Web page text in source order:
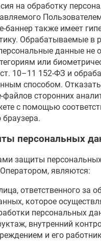
на обработку
баннер также имеет
Обрабатываемые в
данные не
или
ст. 10–11 152-ФЗ и
способом.
файлов сторонних
с помощью
персональных
защиты
являются:
ответственного за
которое
персональных
внутренний
и его